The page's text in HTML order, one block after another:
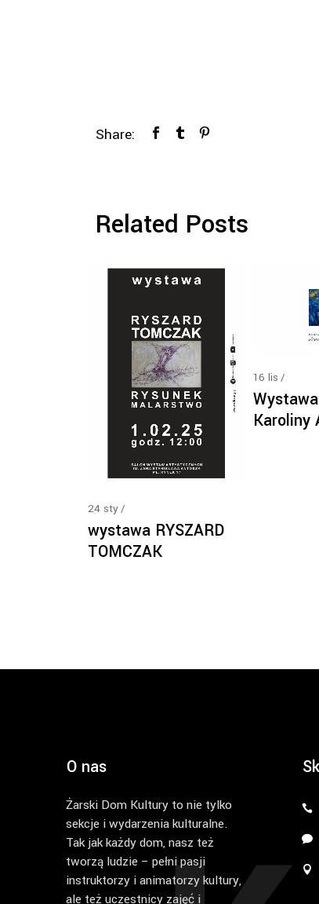
Share:
Related Posts
24 sty
wystawa RYSZARD
TOMCZAK
16 lis
Karoliny
O nas
Żarski Dom Kultury to nie tylko
sekcje i wydarzenia kulturalne.
Tak jak każdy dom, nasz też
tworzą ludzie – pełni pasji
instruktorzy i animatorzy kultury,
ale też uczestnicy zajęć i